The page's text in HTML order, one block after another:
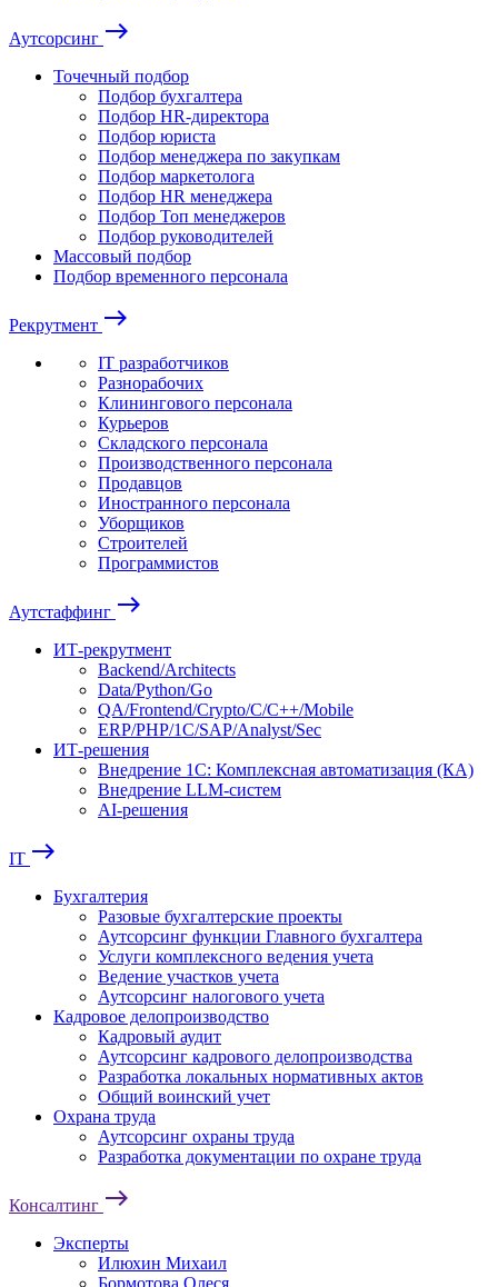
Аутсорсинг east
Точечный подбор
Подбор бухгалтера
Подбор HR-директора
Подбор юриста
Подбор менеджера по закупкам
Подбор маркетолога
Подбор HR менеджера
Подбор Топ менеджеров
Подбор руководителей
Массовый подбор
Подбор временного персонала
Рекрутмент east
IT разработчиков
Разнорабочих
Клинингового персонала
Курьеров
Складского персонала
Производственного персонала
Продавцов
Иностранного персонала
Уборщиков
Строителей
Программистов
Аутстаффинг east
ИТ-рекрутмент
Backend/Architects
Data/Python/Go
QA/Frontend/Crypto/C/C++/Mobile
ERP/PHP/1C/SAP/Analyst/Sec
ИТ-решения
Внедрение 1С: Комплексная автоматизация (КА)
Внедрение LLM-систем
AI-решения
IT east
Бухгалтерия
Разовые бухгалтерские проекты
Аутсорсинг функции Главного бухгалтера
Услуги комплексного ведения учета
Ведение участков учета
Аутсорсинг налогового учета
Кадровое делопроизводство
Кадровый аудит
Аутсорсинг кадрового делопроизводства
Разработка локальных нормативных актов
Общий воинский учет
Охрана труда
Аутсорсинг охраны труда
Разработка документации по охране труда
Консалтинг east
Эксперты
Илюхин Михаил
Бормотова Олеся